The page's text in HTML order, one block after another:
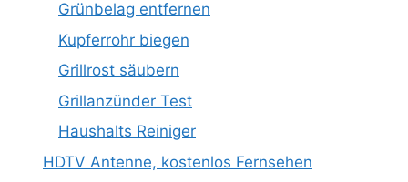
Grünbelag entfernen
Kupferrohr biegen
Grillrost säubern
Grillanzünder Test
Haushalts Reiniger
HDTV Antenne, kostenlos Fernsehen